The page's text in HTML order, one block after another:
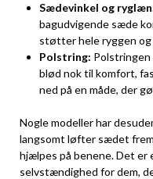
Sædevinkel og
bagudvigende sæde
støtter hele ryggen og
Polstring:
blød nok til komfort,
ned på en måde, der
Nogle modeller har
langsomt løfter sædet
hjælpes på benene. Det er
selvstændighed for dem,